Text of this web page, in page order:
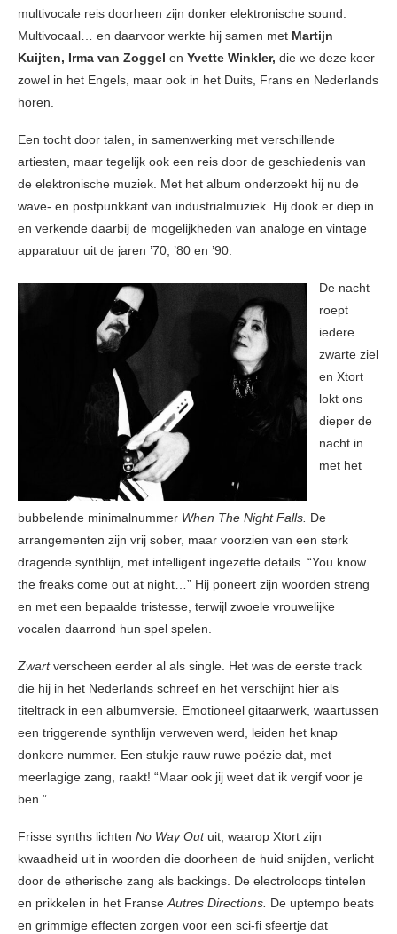
multivocale reis doorheen zijn donker elektronische sound.
Multivocaal… en daarvoor werkte hij samen met Martijn
Kuijten, Irma van Zoggel en Yvette Winkler, die we deze keer
zowel in het Engels, maar ook in het Duits, Frans en Nederlands
horen.
Een tocht door talen, in samenwerking met verschillende
artiesten, maar tegelijk ook een reis door de geschiedenis van
de elektronische muziek. Met het album onderzoekt hij nu de
wave- en postpunkkant van industrialmuziek. Hij dook er diep in
en verkende daarbij de mogelijkheden van analoge en vintage
apparatuur uit de jaren ’70, ’80 en ’90.
De nacht
roept
iedere
zwarte ziel
en Xtort
lokt ons
dieper de
nacht in
met het
bubbelende minimalnummer When The Night Falls. De
arrangementen zijn vrij sober, maar voorzien van een sterk
dragende synthlijn, met intelligent ingezette details. “You know
the freaks come out at night…” Hij poneert zijn woorden streng
en met een bepaalde tristesse, terwijl zwoele vrouwelijke
vocalen daarrond hun spel spelen.
Zwartverscheen eerder al als single. Het was de eerste track
die hij in het Nederlands schreef en het verschijnt hier als
titeltrack in een albumversie. Emotioneel gitaarwerk, waartussen
een triggerende synthlijn verweven werd, leiden het knap
donkere nummer. Een stukje rauw ruwe poëzie dat, met
meerlagige zang, raakt! “Maar ook jij weet dat ik vergif voor je
ben.”
Frisse synths lichten No Way Out uit, waarop Xtort zijn
kwaadheid uit in woorden die doorheen de huid snijden, verlicht
door de etherische zang als backings. De electroloops tintelen
en prikkelen in het FranseAutres Directions. De uptempo beats
en grimmige effecten zorgen voor een sci-fi sfeertje dat